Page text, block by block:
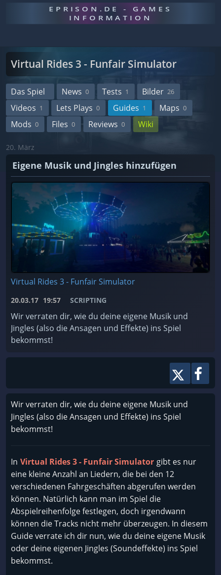
EPRISON.DE - GAMES
INFORMATION
Virtual Rides 3 - Funfair Simulator
Das Spiel News 0 Tests 1 Bilder 26
Videos 1 Lets Plays 0 Guides 1 Maps 0
Mods 0 Files 0 Reviews 0 Wiki
20. März
Eigene Musik und Jingles hinzufügen
Virtual Rides 3 - Funfair Simulator
20.03.17 19:57 SCRIPTING
Wir verraten dir, wie du deine eigene Musik und
Jingles (also die Ansagen und Effekte) ins Spiel
bekommst!
Wir verraten dir, wie du deine eigene Musik und
Jingles (also die Ansagen und Effekte) ins Spiel
bekommst!
In Virtual Rides 3 - Funfair Simulator gibt es nur
eine kleine Anzahl an Liedern, die bei den 12
verschiedenen Fahrgeschäften abgerufen werden
können. Natürlich kann man im Spiel die
Abspielreihenfolge festlegen, doch irgendwann
können die Tracks nicht mehr überzeugen. In diesem
Guide verrate ich dir nun, wie du deine eigene Musik
oder deine eigenen Jingles (Soundeffekte) ins Spiel
bekommst.